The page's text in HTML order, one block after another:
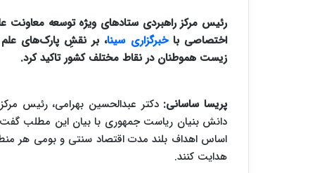
رئیس مرکز راهبردی ستادهای ویژه توسعه
اختصاصی باخبرگزاری سینا، بر نقشِ پارک‌های
زیست هموطنان در نقاط مختلف کشور تاکید کرد.
پریسا ساسانی: دکتر عبدالحسین بهرامی، رئیس
اساس اهداف بلند مدت اقتصاد سنتی و بومی هر
هدایت کنند.